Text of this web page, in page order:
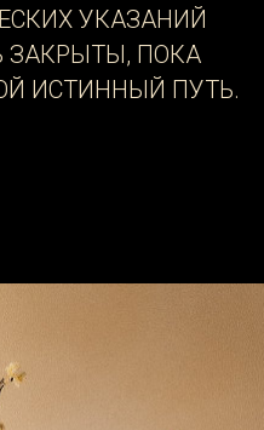
УКАЗАНИЙ
ЗАКРЫТЫ, ПОКА
ИСТИННЫЙ ПУТЬ.